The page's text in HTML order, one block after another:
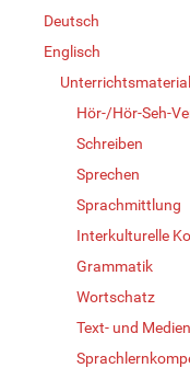
Deutsch
Englisch
Hör-/Hör-Seh-
Schreiben
Sprechen
Sprachmittlung
Interkulturelle
Grammatik
Wortschatz
Text- und